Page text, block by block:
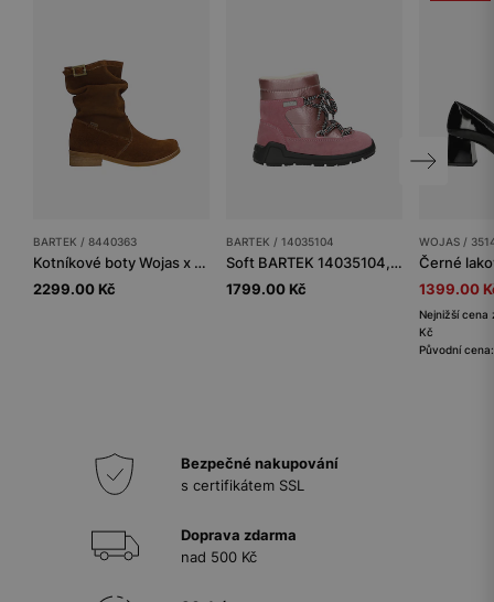
BARTEK / 8440363
Kotníkové boty Wojas x Bartek 8440363, pro dívky, hnědé
2299.00 Kč
BARTEK / 14035104
Soft BARTEK 14035104, pro dívky, růžové
1799.00 Kč
WOJAS /
1399.00
Nejnižší cena
Kč
Původní
Bezpečné nakupování
s certifikátem SSL
Doprava zdarma
nad 500 Kč